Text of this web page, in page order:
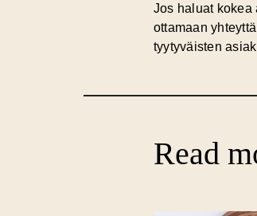
Jos haluat kokea
ottamaan
tyytyväisten
Read